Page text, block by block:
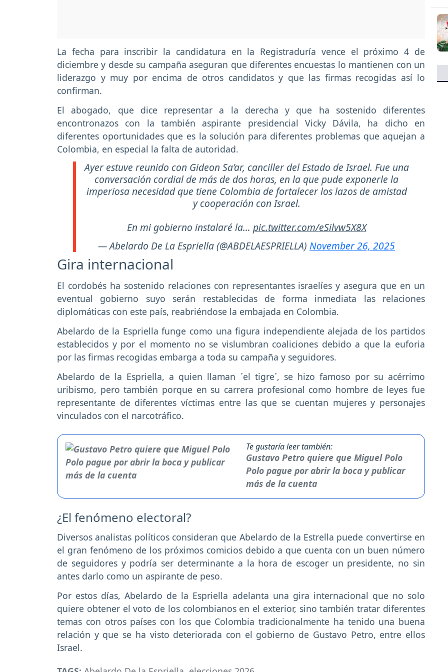
La fecha para inscribir la candidatura en la Registraduría vence el próximo 4 de
diciembre y desde su campaña aseguran que diferentes encuestas lo mantienen con un
liderazgo y muy por encima de otros candidatos y que las firmas recogidas así lo
confirman.
El abogado, que dice representar a la derecha y que ha sostenido diferentes
encontronazos con la también aspirante presidencial Vicky Dávila, ha dicho en
diferentes oportunidades que es la solución para diferentes problemas que aquejan a
Colombia, en especial la falta de autoridad.
Ayer estuve reunido con Gideon Sa’ar, canciller del Estado de Israel. Fue una
conversación cordial de más de dos horas, en la que pude exponerle la
imperiosa necesidad que tiene Colombia de fortalecer los lazos de amistad
y cooperación con Israel.
En mi gobierno instalaré la… pic.twitter.com/eSilvw5X8X
— Abelardo De La Espriella (@ABDELAESPRIELLA) November 26, 2025
Gira internacional
El cordobés ha sostenido relaciones con representantes israelíes y asegura que en un
eventual gobierno suyo serán restablecidas de forma inmediata las relaciones
diplomáticas con este país, reabriéndose la embajada en Colombia.
Abelardo de la Espriella funge como una figura independiente alejada de los partidos
establecidos y por el momento no se vislumbran coaliciones debido a que la euforia
por las firmas recogidas embarga a toda su campaña y seguidores.
Abelardo de la Espriella, a quien llaman ´el tigre´, se hizo famoso por su acérrimo
uribismo, pero también porque en su carrera profesional como hombre de leyes fue
representante de diferentes víctimas entre las que se cuentan mujeres y personajes
vinculados con el narcotráfico.
Te gustaría leer también:
Gustavo Petro quiere que Miguel Polo
Polo pague por abrir la boca y publicar
más de la cuenta
¿El fenómeno electoral?
Diversos analistas políticos consideran que Abelardo de la Estrella puede convertirse en
el gran fenómeno de los próximos comicios debido a que cuenta con un buen número
de seguidores y podría ser determinante a la hora de escoger un presidente, no sin
antes darlo como un aspirante de peso.
Por estos días, Abelardo de la Espriella adelanta una gira internacional que no solo
quiere obtener el voto de los colombianos en el exterior, sino también tratar diferentes
temas con otros países con los que Colombia tradicionalmente ha tenido una buena
relación y que se ha visto deteriorada con el gobierno de Gustavo Petro, entre ellos
Israel.